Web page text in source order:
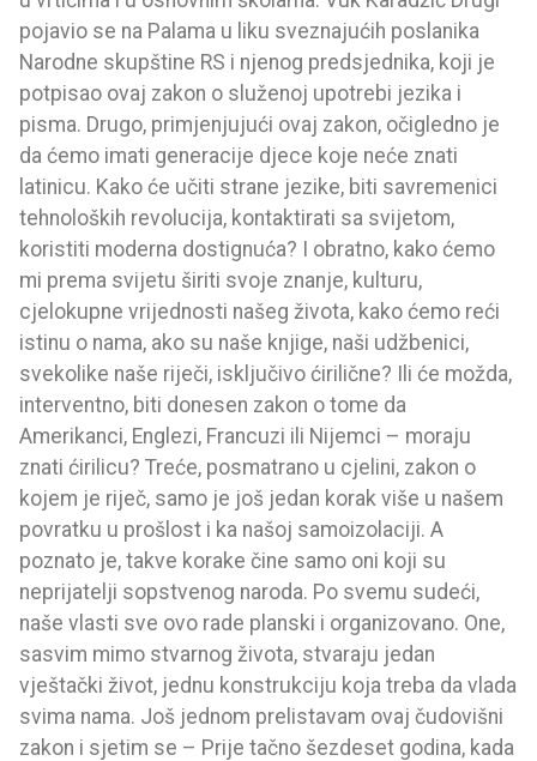
pojavio se na Palama u liku sveznajućih poslanika
Narodne skupštine RS i njenog predsjednika, koji je
potpisao ovaj zakon o služenoj upotrebi jezika i
pisma. Drugo, primjenjujući ovaj zakon, očigledno je
da ćemo imati generacije djece koje neće znati
latinicu. Kako će učiti strane jezike, biti savremenici
tehnoloških revolucija, kontaktirati sa svijetom,
koristiti moderna dostignuća? I obratno, kako ćemo
mi prema svijetu širiti svoje znanje, kulturu,
cjelokupne vrijednosti našeg života, kako ćemo reći
istinu o nama, ako su naše knjige, naši udžbenici,
svekolike naše riječi, isključivo ćirilične? Ili će možda,
interventno, biti donesen zakon o tome da
Amerikanci, Englezi, Francuzi ili Nijemci – moraju
znati ćirilicu? Treće, posmatrano u cjelini, zakon o
kojem je riječ, samo je još jedan korak više u našem
povratku u prošlost i ka našoj samoizolaciji. A
poznato je, takve korake čine samo oni koji su
neprijatelji sopstvenog naroda. Po svemu sudeći,
naše vlasti sve ovo rade planski i organizovano. One,
sasvim mimo stvarnog života, stvaraju jedan
vještački život, jednu konstrukciju koja treba da vlada
svima nama. Još jednom prelistavam ovaj čudovišni
zakon i sjetim se – Prije tačno šezdeset godina, kada